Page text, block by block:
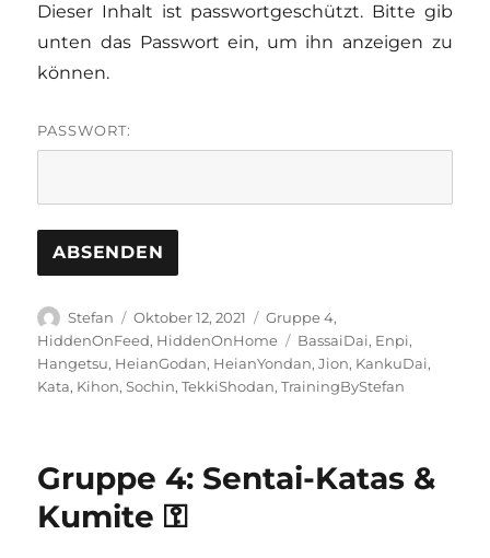
Dieser Inhalt ist passwortgeschützt. Bitte gib
unten das Passwort ein, um ihn anzeigen zu
können.
PASSWORT:
Autor
Stefan
Veröffentlicht
am
Oktober 12, 2021 Kategorien
Gruppe 4,
HiddenOnFeed, HiddenOnHome Schlagwörter
BassaiDai, Enpi,
Hangetsu, HeianGodan, HeianYondan,Jion, KankuDai,
Kata, Kihon,Sochin,TekkiShodan,TrainingByStefan
Gruppe 4: Sentai-Katas &
Kumite ⚿